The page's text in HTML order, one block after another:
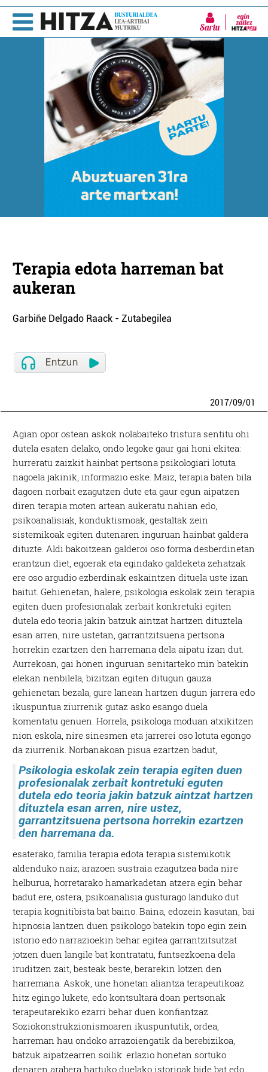
Sartu
Terapia edota harreman bat
aukeran
Garbiñe Delgado Raack - Zutabegilea
2017/09/01
Agian opor ostean askok nolabaiteko tristura sentitu ohi
dutela esaten delako, ondo legoke gaur gai honi ekitea:
hurreratu zaizkit hainbat pertsona psikologiari lotuta
nagoela jakinik, informazio eske. Maiz, terapia baten bila
dagoen norbait ezagutzen dute eta gaur egun aipatzen
diren terapia moten artean aukeratu nahian edo,
psikoanalisiak, konduktismoak, gestaltak zein
sistemikoak egiten dutenaren inguruan hainbat galdera
dituzte. Aldi bakoitzean galderoi oso forma desberdinetan
erantzun diet, egoerak eta egindako galdeketa zehatzak
ere oso argudio ezberdinak eskaintzen dituela uste izan
baitut. Gehienetan, halere, psikologia eskolak zein terapia
egiten duen profesionalak zerbait konkretuki egiten
dutela edo teoria jakin batzuk aintzat hartzen dituztela
esan arren, nire ustetan, garrantzitsuena pertsona
horrekin ezartzen den harremana dela aipatu izan dut.
Aurrekoan, gai honen inguruan senitarteko min batekin
elekan nenbilela, bizitzan egiten ditugun gauza
gehienetan bezala, gure lanean hartzen dugun jarrera edo
ikuspuntua ziurrenik gutaz asko esango duela
komentatu genuen. Horrela, psikologa moduan atxikitzen
nion eskola, nire sinesmen eta jarrerei oso lotuta egongo
da ziurrenik.
Psikologia eskolak zein terapia egiten duen
profesionalak zerbait kontretuki eguten
dutela edo teoria jakin batzuk aintzat hartzen
dituztela esan arren, nire ustez,
garrantzitsuena pertsona horrekin ezartzen
den harremana da.
Norbanakoan pisua ezartzen badut,
esaterako, familia terapia edota terapia sistemikotik
aldenduko naiz; arazoen sustraia ezagutzea bada nire
helburua, horretarako hamarkadetan atzera egin behar
badut ere, ostera, psikoanalisia gusturago landuko dut
terapia kognitibista bat baino. Baina, edozein kasutan, bai
hipnosia lantzen duen psikologo batekin topo egin zein
istorio edo narrazioekin behar egitea garrantzitsutzat
jotzen duen langile bat kontratatu, funtsezkoena dela
iruditzen zait, besteak beste, berarekin lotzen den
harremana. Askok, une honetan aliantza terapeutikoaz
hitz egingo lukete, edo kontsultara doan pertsonak
terapeutarekiko ezarri behar duen konfiantzaz.
Soziokonstrukzionismoaren ikuspuntutik, ordea,
harreman hau ondoko arrazoiengatik da berebizikoa,
batzuk aipatzearren soilik: erlazio honetan sortuko
denaren arabera hartuko duelako istorioak bide bat edo